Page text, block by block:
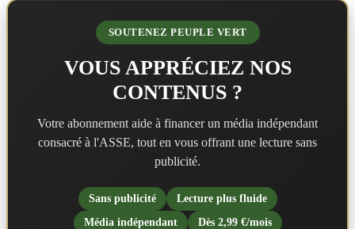
SOUTENEZ PEUPLE VERT
VOUS APPRÉCIEZ NOS
CONTENUS ?
Votre abonnement aide à financer un média indépendant
consacré à l'ASSE, tout en vous offrant une lecture sans
publicité.
Sans publicité
Lecture plus fluide
Média indépendant
Dès 2,99 €/mois